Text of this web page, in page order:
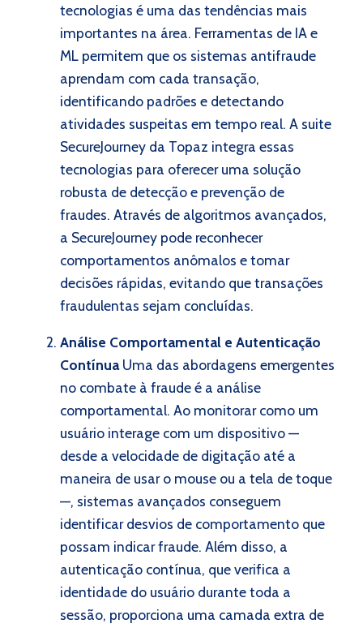
tecnologias é uma das tendências mais
importantes na área. Ferramentas de IA e
ML permitem que os sistemas antifraude
aprendam com cada transação,
identificando padrões e detectando
atividades suspeitas em tempo real. A suite
SecureJourney da Topaz integra essas
tecnologias para oferecer uma solução
robusta de detecção e prevenção de
fraudes. Através de algoritmos avançados,
a SecureJourney pode reconhecer
comportamentos anômalos e tomar
decisões rápidas, evitando que transações
fraudulentas sejam concluídas.
Análise Comportamental e Autenticação
ContínuaUma das abordagens emergentes
no combate à fraude é a análise
comportamental. Ao monitorar como um
usuário interage com um dispositivo —
desde a velocidade de digitação até a
maneira de usar o mouse ou a tela de toque
—, sistemas avançados conseguem
identificar desvios de comportamento que
possam indicar fraude. Além disso, a
autenticação contínua, que verifica a
identidade do usuário durante toda a
sessão, proporciona uma camada extra de